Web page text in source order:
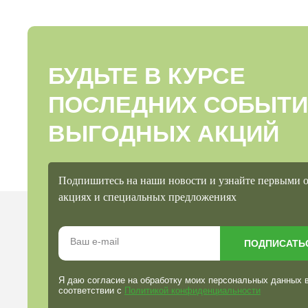
БУДЬТЕ В КУРСЕ
ПОСЛЕДНИХ
ВЫГОДНЫХ АКЦИЙ
Подпишитесь на наши новости и узнайте первыми
акциях и специальных предложениях
Я даю согласие на обработку моих персональных данных
соответствии с Политикой конфиденциальности